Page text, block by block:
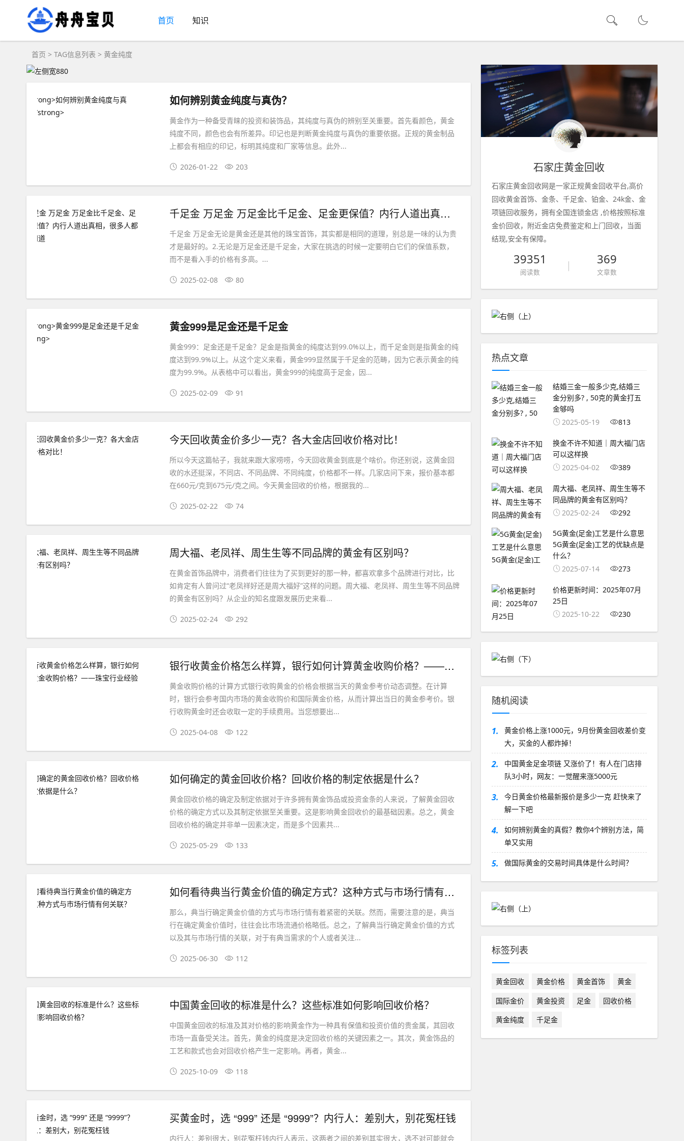
首页 知识
首页 > TAG信息列表 > 黄金纯度
如何辨别黄金纯度与真伪？
黄金作为一种备受青睐的投资和装饰品，其纯度与真伪的辨别至关重要。首先看颜色，黄金
纯度不同，颜色也会有所差异。印记也是判断黄金纯度与真伪的重要依据。正规的黄金制品
上都会有相应的印记，标明其纯度和厂家等信息。此外...
2026-01-22 203
千足金 万足金 万足金比千足金、足金更保值？内行人道出真相，很多人都还不知道
千足金 万足金无论是黄金还是其他的珠宝首饰，其实都是相同的道理，别总是一味的认为贵
才是最好的。2.无论是万足金还是千足金，大家在挑选的时候一定要明白它们的保值系数，
而不是看入手的价格有多高。...
2025-02-08 80
黄金999是足金还是千足金
黄金999：足金还是千足金？足金是指黄金的纯度达到99.0%以上，而千足金则是指黄金的纯
度达到99.9%以上。从这个定义来看，黄金999显然属于千足金的范畴，因为它表示黄金的纯
度为99.9%。从表格中可以看出，黄金999的纯度高于足金，因...
2025-02-09 91
今天回收黄金价多少一克？各大金店回收价格对比！
所以今天这篇帖子，我就来跟大家唠唠，今天回收黄金到底是个啥价。你还别说，这黄金回
收的水还挺深，不同店、不同品牌、不同纯度，价格都不一样。几家店问下来，报价基本都
在660元/克到675元/克之间。今天黄金回收的价格，根据我的...
2025-02-22 74
周大福、老凤祥、周生生等不同品牌的黄金有区别吗？
在黄金首饰品牌中，消费者们往往为了买到更好的那一种，都喜欢拿多个品牌进行对比，比
如肯定有人曾问过“老凤祥好还是周大福好”这样的问题。周大福、老凤祥、周生生等不同品牌
的黄金有区别吗？从企业的知名度跟发展历史来看...
2025-02-24 292
银行收黄金价格怎么样算，银行如何计算黄金收购价格？——珠宝行业经验分享
黄金收购价格的计算方式银行收购黄金的价格会根据当天的黄金参考价动态调整。在计算
时，银行会参考国内市场的黄金收购价和国际黄金价格，从而计算出当日的黄金参考价。银
行收购黄金时还会收取一定的手续费用。当您想要出...
2025-04-08 122
如何确定的黄金回收价格？回收价格的制定依据是什么？
黄金回收价格的确定及制定依据对于许多拥有黄金饰品或投资金条的人来说，了解黄金回收
价格的确定方式以及其制定依据至关重要。这是影响黄金回收价的最基础因素。总之，黄金
回收价格的确定并非单一因素决定，而是多个因素共...
2025-05-29 133
如何看待典当行黄金价值的确定方式？这种方式与市场行情有何关联？
那么，典当行确定黄金价值的方式与市场行情有着紧密的关联。然而，需要注意的是，典当
行在确定黄金价值时，往往会比市场流通价格略低。总之，了解典当行确定黄金价值的方式
以及其与市场行情的关联，对于有典当需求的个人或者关注...
2025-06-30 112
中国黄金回收的标准是什么？这些标准如何影响回收价格？
中国黄金回收的标准及其对价格的影响黄金作为一种具有保值和投资价值的贵金属，其回收
市场一直备受关注。首先，黄金的纯度是决定回收价格的关键因素之一。其次，黄金饰品的
工艺和款式也会对回收价格产生一定影响。再者，黄金...
2025-10-09 118
买黄金时，选 “999” 还是 “9999”？内行人：差别大，别花冤枉钱
内行人：差别很大，别花冤枉钱内行人表示，这两者之间的差别其实很大，选不对可能就会
石家庄黄金回收
石家庄黄金回收网是一家正规黄金回收平台,高价
回收黄金首饰、金条、千足金、铂金、24k金、金
项链回收服务，拥有全国连锁金店 ,价格按照标准
金价回收，附近金店免费鉴定和上门回收，当面
结现,安全有保障。
39351
阅读数
369
文章数
热点文章
结婚三金一般多少克,结婚三
金分别多? , 50克的黄金打五
金够吗
2025-05-19
813
换金不许不知道｜周大福门店
可以这样换
2025-04-02
389
周大福、老凤祥、周生生等不
同品牌的黄金有区别吗？
2025-02-24
292
5G黄金(足金)工艺是什么意思
5G黄金(足金)工艺的优缺点是
什么？
2025-07-14
273
价格更新时间：2025年07月
25日
2025-10-22
230
随机阅读
1.
黄金价格上涨1000元，9月份黄金回收差价变
大，买金的人都炸掉！
2.
中国黄金足金项链 又涨价了！有人在门店排
队3小时，网友：一觉醒来涨5000元
3.
今日黄金价格最新报价是多少一克 赶快来了
解一下吧
4.
如何辨别黄金的真假？教你4个辨别方法，简
单又实用
5. 做国际黄金的交易时间具体是什么时间？
标签列表
黄金回收 黄金价格 黄金首饰
黄金
国际金价
黄金投资 足金
回收价格
黄金纯度
千足金